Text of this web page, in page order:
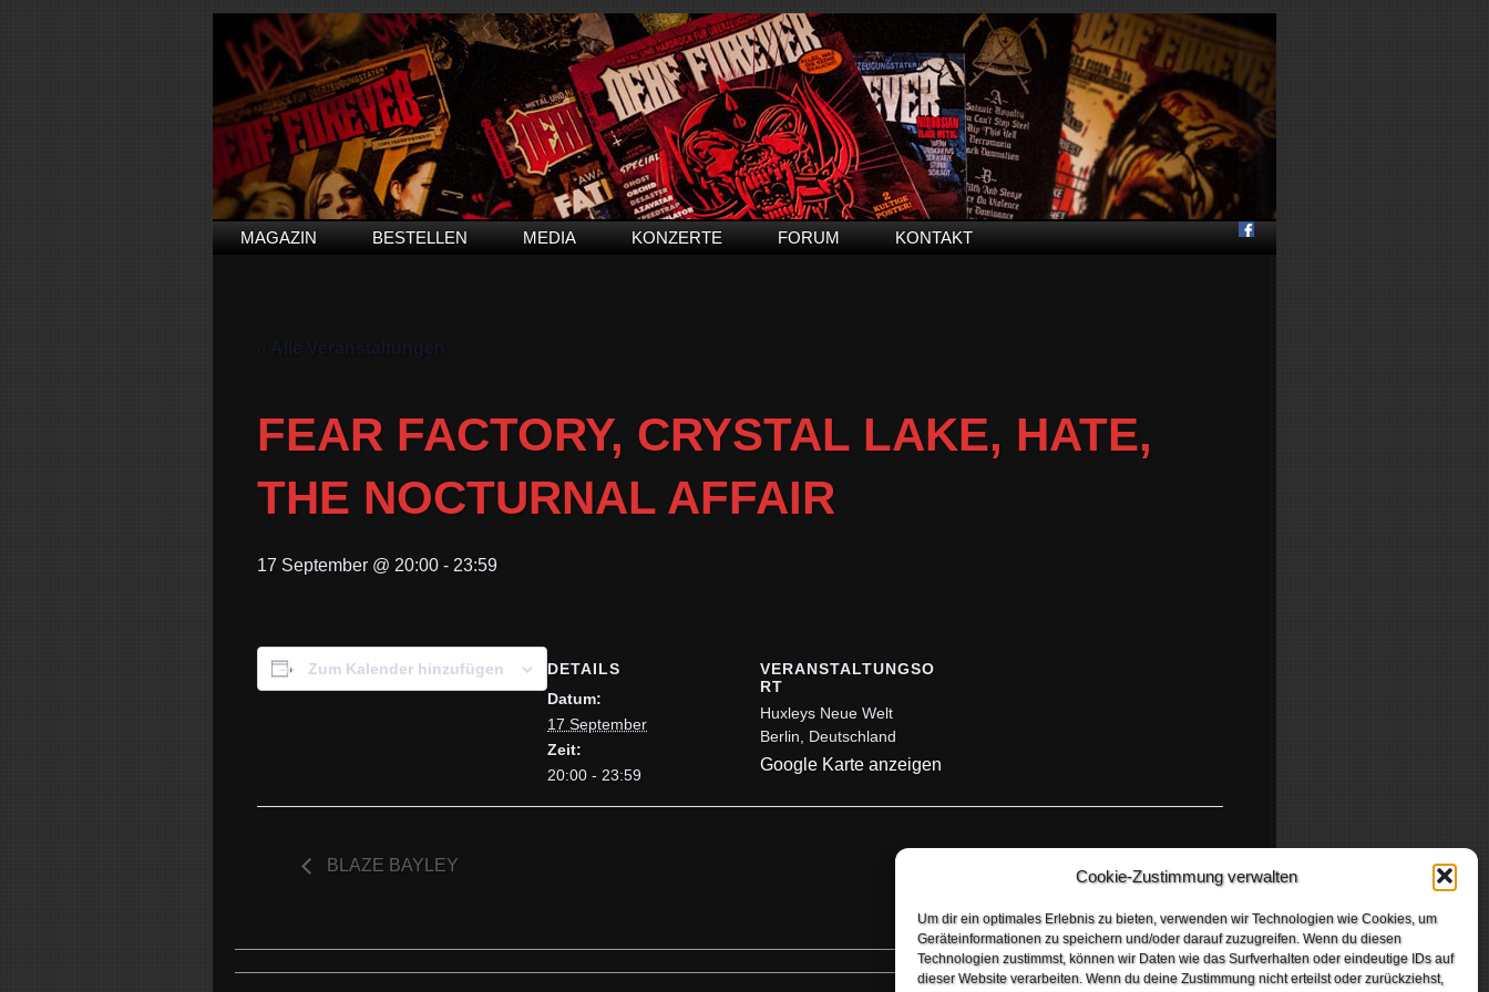
Cookie-Zustimmung verwalten
Um dir ein optimales Erlebnis zu bieten, verwenden wir Technologien wie Cookies, um
Geräteinformationen zu speichern und/oder darauf zuzugreifen. Wenn du diesen
Technologien zustimmst, können wir Daten wie das Surfverhalten oder eindeutige IDs auf
dieser Website verarbeiten. Wenn du deine Zustimmung nicht erteilst oder zurückziehst,
MAGAZIN BESTELLEN MEDIA KONZERTE FORUM KONTAKT
« Alle Veranstaltungen
FEAR FACTORY, CRYSTAL LAKE, HATE,
THE NOCTURNAL AFFAIR
17 September @ 20:00 - 23:59
Zum Kalender hinzufügen
DETAILS
Datum:
17 September
Zeit:
20:00 - 23:59
VERANSTALTUNGSO
RT
Huxleys Neue Welt
Berlin
Deutschland
Google Karte anzeigen
BLAZE BAYLEY